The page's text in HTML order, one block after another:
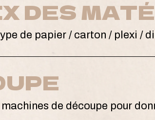
DES
de papier / carton / plexi /
de découpe pour